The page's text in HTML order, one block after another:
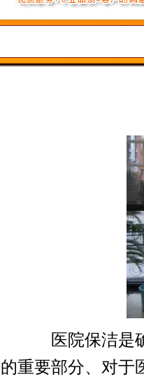
医院保洁是确
的重要部分、对于